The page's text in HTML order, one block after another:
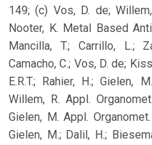
149; (c) Vos, D. de;
Nooter, K. Metal Based
Mancilla, T.; Carrillo, L.;
Camacho, C.; Vos, D. de;
E.R.T.; Rahier, H.; Gielen,
Willem, R. Appl.
Gielen, M. Appl.
Gielen, M.; Dalil, H.;